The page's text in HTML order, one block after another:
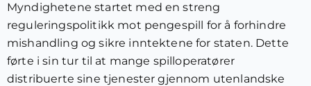
Myndighetene startet med en streng
reguleringspolitikk mot pengespill for å forhindre
mishandling og sikre inntektene for staten. Dette
førte i sin tur til at mange spilloperatører
distribuerte sine tjenester gjennom utenlandske